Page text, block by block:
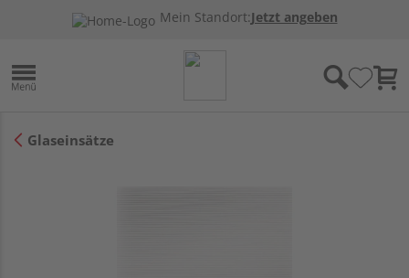
Mein Standort:Jetzt angeben
Glaseinsätze